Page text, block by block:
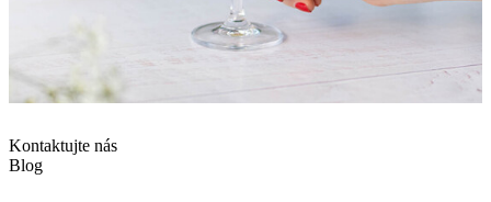
Kontaktujte nás
Blog